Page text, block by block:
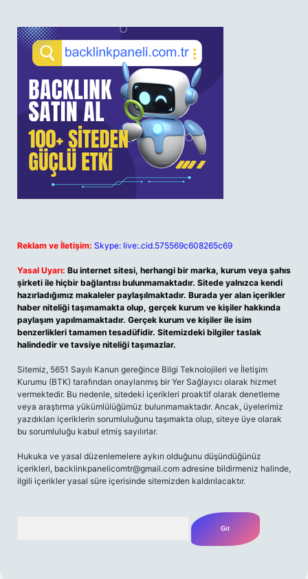
Reklam ve İletişim: Skype: live:.cid.575569c608265c69
Yasal Uyarı: Bu internet sitesi, herhangi bir marka, kurum veya şahıs
şirketi ile hiçbir bağlantısı bulunmamaktadır. Sitede yalnızca kendi
hazırladığımız makaleler paylaşılmaktadır. Burada yer alan içerikler
haber niteliği taşımamakta olup, gerçek kurum ve kişiler hakkında
paylaşım yapılmamaktadır. Gerçek kurum ve kişiler ile isim
benzerlikleri tamamen tesadüfidir. Sitemizdeki bilgiler taslak
halindedir ve tavsiye niteliği taşımazlar.
Sitemiz, 5651 Sayılı Kanun gereğince Bilgi Teknolojileri ve İletişim
Kurumu (BTK) tarafından onaylanmış bir Yer Sağlayıcı olarak hizmet
vermektedir. Bu nedenle, sitedeki içerikleri proaktif olarak denetleme
veya araştırma yükümlülüğümüz bulunmamaktadır. Ancak, üyelerimiz
yazdıkları içeriklerin sorumluluğunu taşımakta olup, siteye üye olarak
bu sorumluluğu kabul etmiş sayılırlar.
Hukuka ve yasal düzenlemelere aykırı olduğunu düşündüğünüz
içerikleri, backlinkpanelicomtr@gmail.com adresine bildirmeniz halinde,
ilgili içerikler yasal süre içerisinde sitemizden kaldırılacaktır.